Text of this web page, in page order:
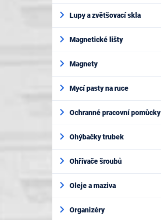
Lupy a zvětšovací skla
Magnetické lišty
Magnety
Mycí pasty na ruce
Ochranné pracovní pomůcky
Ohýbačky trubek
Ohřívače šroubů
Oleje a maziva
Organizéry